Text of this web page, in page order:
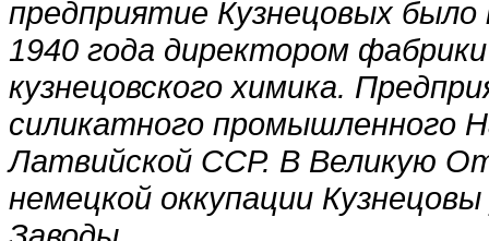
предприятие Кузнецовых
1940 года директором
кузнецовского химика.
силикатного промышленного
Латвийской ССР. В Великую
немецкой оккупации